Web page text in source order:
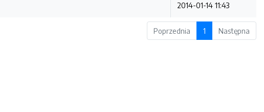
2014-01-14 11:43
Poprzednia 1 Następna